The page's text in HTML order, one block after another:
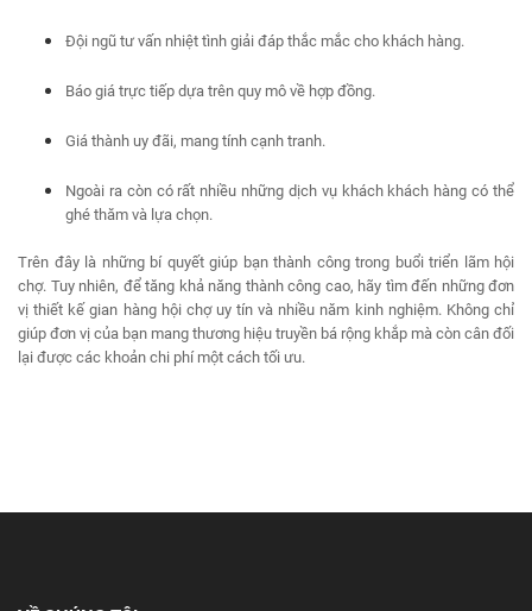
Đội ngũ tư vấn nhiệt tình giải đáp thắc mắc cho khách hàng.
Báo giá trực tiếp dựa trên quy mô về hợp đồng.
Giá thành uy đãi, mang tính cạnh tranh.
Ngoài ra còn có rất nhiều những dịch vụ khách khách hàng có thể
ghé thăm và lựa chọn.
Trên đây là những bí quyết giúp bạn thành công trong buổi triển lãm hội
chợ. Tuy nhiên, để tăng khả năng thành công cao, hãy tìm đến những đơn
vị thiết kế gian hàng hội chợ uy tín và nhiều năm kinh nghiệm. Không chỉ
giúp đơn vị của bạn mang thương hiệu truyền bá rộng khắp mà còn cân đối
lại được các khoản chi phí một cách tối ưu.